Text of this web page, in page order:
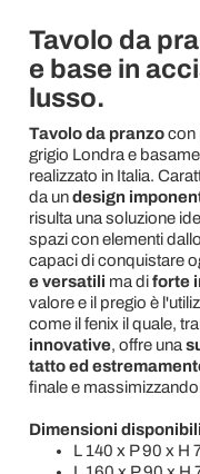
Tavolo da
e base in
lusso.
Tavolo da pranzocon
grigio Londra e
realizzato in Italia.
da undesign
risulta una soluzione
spazi con elementi dallo
capaci di conquistare
e versatili ma diforte
valore e il pregio è
come il fenix il quale,
innovative, offre una
tatto ed
finale e
Dimensioni disponibili
L 140 x P 90 x H